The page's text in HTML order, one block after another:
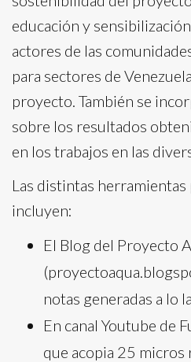
educación y
actores de las
para sectores de
proyecto. También se
sobre los resultados
en los trabajos en las
Las distintas
incluyen:
El Blog del Proyecto
notas generadas a lo
En canal Youtube de
que acopia 25 micros